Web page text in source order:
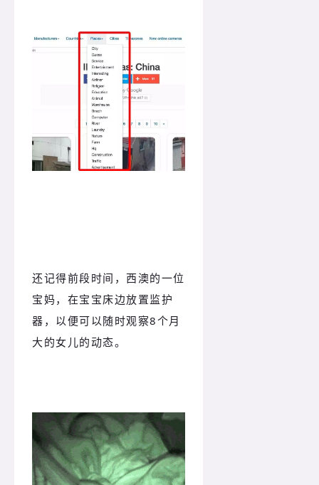
还记得前段时间，西澳的一位
宝妈，在宝宝床边放置监护
器，以便可以随时观察8个月
大的女儿的动态。